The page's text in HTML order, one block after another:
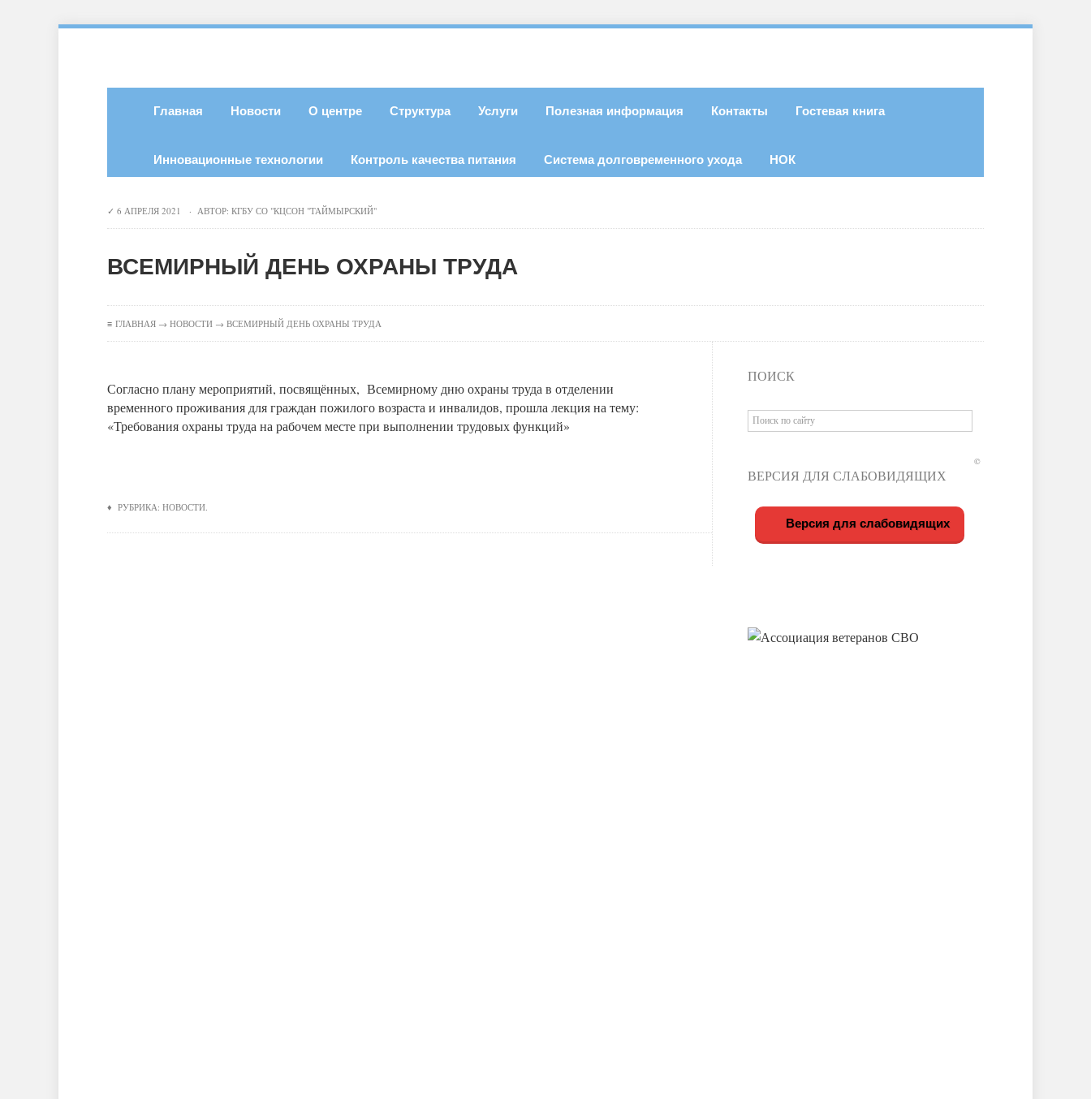
Главная Новости О центре Структура Услуги Полезная информация Контакты Гостевая книга
Инновационные технологии Контроль качества питания Система долговременного ухода НОК
6 АПРЕЛЯ 2021 · АВТОР: КГБУ СО "КЦСОН "ТАЙМЫРСКИЙ"
ВСЕМИРНЫЙ ДЕНЬ ОХРАНЫ ТРУДА
≡ ГЛАВНАЯ → НОВОСТИ → ВСЕМИРНЫЙ ДЕНЬ ОХРАНЫ ТРУДА
Согласно плану мероприятий, посвящённых, Всемирному дню охраны труда в отделении
временного проживания для граждан пожилого возраста и инвалидов, прошла лекция на тему:
«Требования охраны труда на рабочем месте при выполнении трудовых функций»
♦ РУБРИКА: НОВОСТИ.
ПОИСК
ВЕРСИЯ ДЛЯ СЛАБОВИДЯЩИХ
Версия для слабовидящих
©